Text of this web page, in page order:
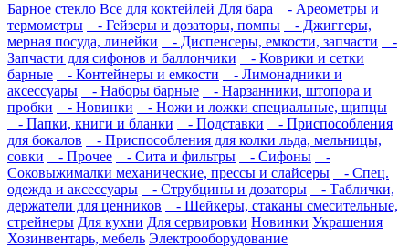
Барное стекло Все для коктейлей Для бара
- Ареометры и
термометры
- Гейзеры и дозаторы, помпы
- Джиггеры,
мерная посуда, линейки
- Диспенсеры, емкости, запчасти
-
Запчасти для сифонов и баллончики
- Коврики и сетки
барные
- Контейнеры и емкости
- Лимонадники и
аксессуары
- Наборы барные
- Нарзанники, штопора и
пробки
- Новинки
- Ножи и ложки специальные, щипцы
- Папки, книги и бланки
- Подставки
- Приспособления
для бокалов
- Приспособления для колки льда, мельницы,
совки
- Прочее - Сита и фильтры - Сифоны
-
Соковыжималки механические, прессы и слайсеры
- Спец.
одежда и аксессуары
- Струбцины и дозаторы
- Таблички,
держатели для ценников
- Шейкеры, стаканы смесительные,
стрейнеры Для кухни Для сервировки Новинки Украшения
Хозинвентарь, мебель Электрооборудование